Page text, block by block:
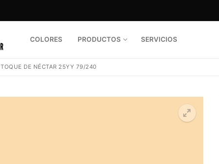
COLORES PRODUCTOS SERVICIOS
TOQUE DE NÉCTAR 25YY 79/240